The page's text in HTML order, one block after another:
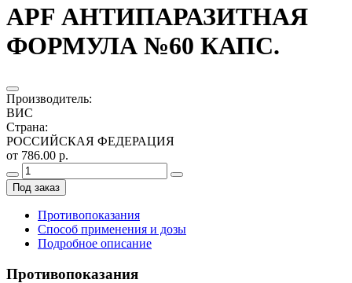
APF АНТИПАРАЗИТНАЯ
ФОРМУЛА №60 КАПС.
Производитель:
ВИС
Страна:
РОССИЙСКАЯ ФЕДЕРАЦИЯ
от 786.00 р.
Под заказ
Противопоказания
Способ применения и дозы
Подробное описание
Противопоказания